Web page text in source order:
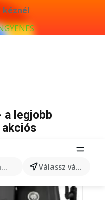
keresése... Válassz várost
a legjobb